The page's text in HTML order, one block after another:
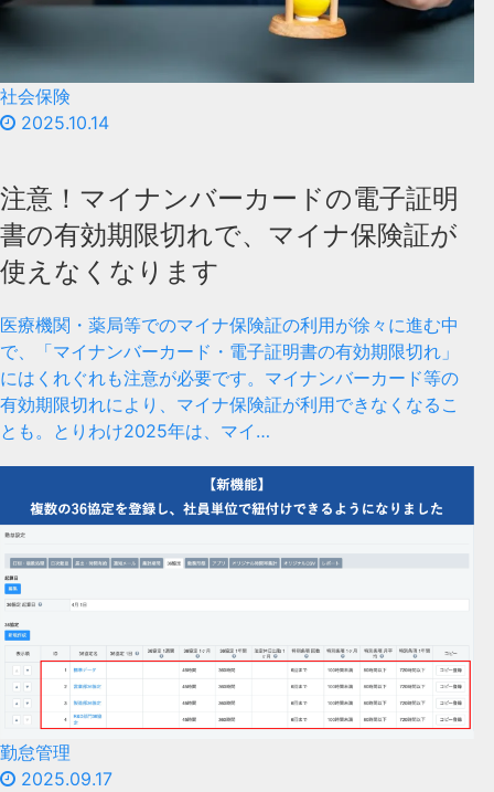
社会保険
2025.10.14
注意！マイナンバーカードの電子証明
書の有効期限切れで、マイナ保険証が
使えなくなります
医療機関・薬局等でのマイナ保険証の利用が徐々に進む中
で、「マイナンバーカード・電子証明書の有効期限切れ」
にはくれぐれも注意が必要です。マイナンバーカード等の
有効期限切れにより、マイナ保険証が利用できなくなるこ
とも。とりわけ2025年は、マイ…
勤怠管理
2025.09.17